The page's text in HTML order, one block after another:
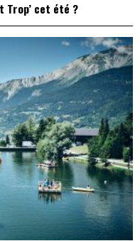
Trop’ cet été ?